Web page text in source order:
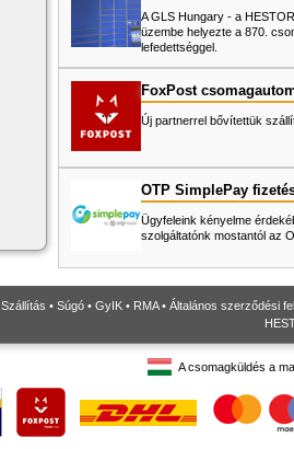
A GLS Hungary - a
üzembe helyezte a 870.
lefedettséggel.
FoxPost
Új partnerrel bővítettük
OTP SimplePay
Ügyfeleink kényelme
szolgáltatónk mostantól az
Szállítás • Súgó • GyIK • RMA• Általános szerződési
A csomagküldés a